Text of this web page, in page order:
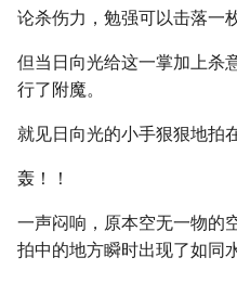
论杀伤力，勉强可以击落一
但当日向光给这一掌加上杀
行了附魔。
就见日向光的小手狠狠地拍
轰！！
一声闷响，原本空无一物的
拍中的地方瞬时出现了如同